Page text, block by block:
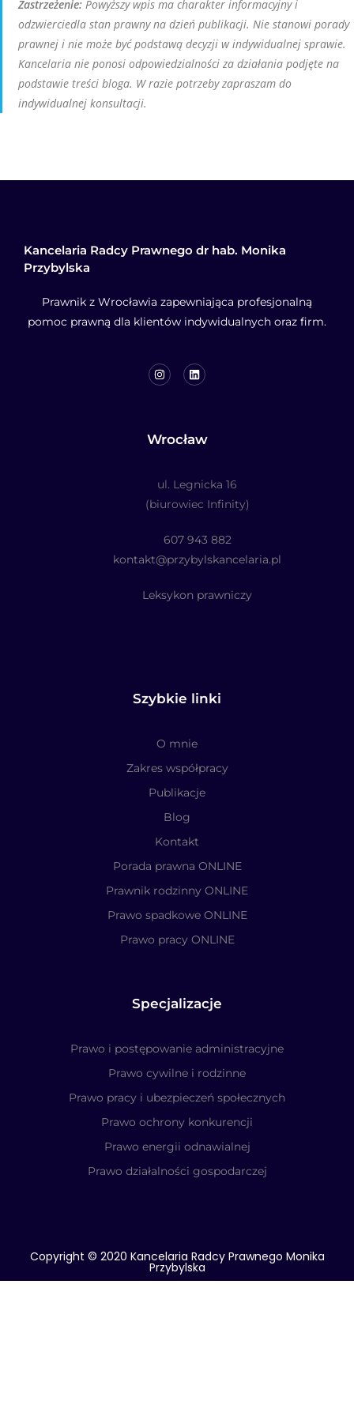
Zastrzeżenie: Powyższy wpis ma charakter informacyjny i
odzwierciedla stan prawny na dzień publikacji. Nie stanowi porady
prawnej i nie może być podstawą decyzji w indywidualnej sprawie.
Kancelaria nie ponosi odpowiedzialności za działania podjęte na
podstawie treści bloga. W razie potrzeby zapraszam do
indywidualnej konsultacji.
Kancelaria Radcy Prawnego dr hab. Monika
Przybylska
Prawnik z Wrocławia zapewniająca profesjonalną
pomoc prawną dla klientów indywidualnych oraz firm.
Wrocław
ul. Legnicka 16
(biurowiec Infinity)
607 943 882
kontakt@przybylskancelaria.pl
Leksykon prawniczy
Szybkie linki
O mnie
Zakres współpracy
Publikacje
Blog
Kontakt
Porada prawna ONLINE
Prawnik rodzinny ONLINE
Prawo spadkowe ONLINE
Prawo pracy ONLINE
Specjalizacje
Prawo i postępowanie administracyjne
Prawo cywilne i rodzinne
Prawo pracy i ubezpieczeń społecznych
Prawo ochrony konkurencji
Prawo energii odnawialnej
Prawo działalności gospodarczej
Copyright © 2020 Kancelaria Radcy Prawnego Monika
Przybylska